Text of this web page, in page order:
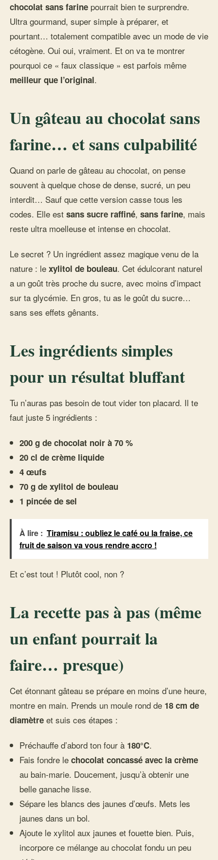
chocolat sans farine pourrait bien te surprendre.
Ultra gourmand, super simple à préparer, et
pourtant… totalement compatible avec un mode de vie
cétogène. Oui oui, vraiment. Et on va te montrer
pourquoi ce « faux classique » est parfois même
meilleur que l’original.
Un gâteau au chocolat sans
farine… et sans culpabilité
Quand on parle de gâteau au chocolat, on pense
souvent à quelque chose de dense, sucré, un peu
interdit… Sauf que cette version casse tous les
codes. Elle est sans sucre raffiné, sans farine, mais
reste ultra moelleuse et intense en chocolat.
Le secret ? Un ingrédient assez magique venu de la
nature : le xylitol de bouleau. Cet édulcorant naturel
a un goût très proche du sucre, avec moins d’impact
sur ta glycémie. En gros, tu as le goût du sucre…
sans ses effets gênants.
Les ingrédients simples
pour un résultat bluffant
Tu n’auras pas besoin de tout vider ton placard. Il te
faut juste 5 ingrédients :
200 g de chocolat noir à 70 %
20 cl de crème liquide
4 œufs
70 g de xylitol de bouleau
1 pincée de sel
À lire : Tiramisu : oubliez le café ou la fraise, ce
fruit de saison va vous rendre accro !
Et c’est tout ! Plutôt cool, non ?
La recette pas à pas (même
un enfant pourrait la
faire… presque)
Cet étonnant gâteau se prépare en moins d’une heure,
montre en main. Prends un moule rond de 18 cm de
diamètre et suis ces étapes :
Préchauffe d’abord ton four à 180°C.
Fais fondre lechocolat concassé avec la crème
au bain-marie. Doucement, jusqu’à obtenir une
belle ganache lisse.
Sépare les blancs des jaunes d’œufs. Mets les
jaunes dans un bol.
Ajoute le xylitol aux jaunes et fouette bien. Puis,
incorpore ce mélange au chocolat fondu un peu